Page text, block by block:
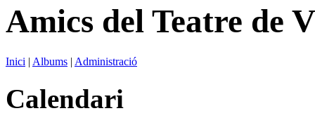
Amics del Teatre de
Inici | Albums | Administració
Calendari